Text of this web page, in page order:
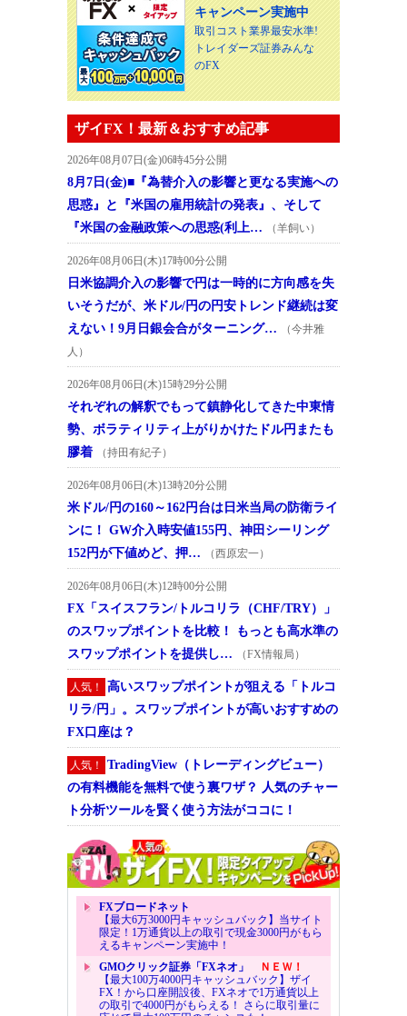
キャンペーン実施中
取引コスト業界最安水準!
トレイダーズ証券みんな
のFX
ザイFX！最新＆おすすめ記事
2026年08月07日(金)06時45分公開
8月7日(金)■『為替介入の影響と更なる実施への
思惑』と『米国の雇用統計の発表』、そして
『米国の金融政策への思惑(利上…
（羊飼い）
2026年08月06日(木)17時00分公開
日米協調介入の影響で円は一時的に方向感を失
いそうだが、米ドル/円の円安トレンド継続は変
えない！9月日銀会合がターニング…
（今井雅
人）
2026年08月06日(木)15時29分公開
それぞれの解釈でもって鎮静化してきた中東情
勢、ボラティリティ上がりかけたドル円またも
膠着
（持田有紀子）
2026年08月06日(木)13時20分公開
米ドル/円の160～162円台は日米当局の防衛ライ
ンに！ GW介入時安値155円、神田シーリング
152円が下値めど、押…
（西原宏一）
2026年08月06日(木)12時00分公開
FX「スイスフラン/トルコリラ（CHF/TRY）」
のスワップポイントを比較！ もっとも高水準の
スワップポイントを提供し…
（FX情報局）
人気！
高いスワップポイントが狙える「トルコ
リラ/円」。スワップポイントが高いおすすめの
FX口座は？
人気！
TradingView（トレーディングビュー）
の有料機能を無料で使う裏ワザ？ 人気のチャー
ト分析ツールを賢く使う方法がココに！
FXブロードネット
【最大6万3000円キャッシュバック】当サイト
限定！1万通貨以上の取引で現金3000円がもら
えるキャンペーン実施中！
GMOクリック証券「FXネオ」
ＮＥＷ！
【最大100万4000円キャッシュバック】ザイ
FX！から口座開設後、FXネオで1万通貨以上
の取引で4000円がもらえる！ さらに取引量に